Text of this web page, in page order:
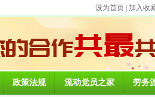
设为首页 加入收
政策法规 流动党员之家 劳务